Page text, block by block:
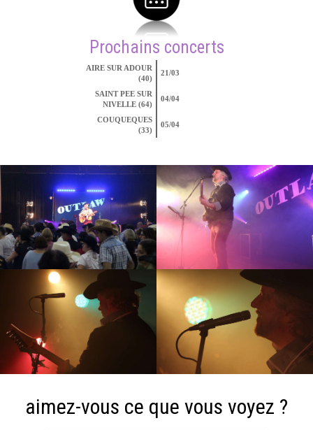
Prochains concerts
AIRE SUR ADOUR
(40)
21/03
SAINT PEE SUR
NIVELLE (64)
04/04
COUQUEQUES
(33)
05/04
aimez-vous ce que vous voyez ?